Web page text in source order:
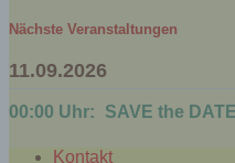
Nächste Veranstaltungen
11.09.2026
00:00 Uhr: SAVE the
Kontakt